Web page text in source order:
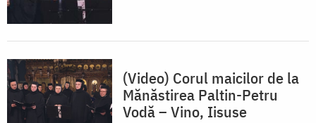
(Video) Corul maicilor de la
Mănăstirea Paltin-Petru
Vodă – Vino, Iisuse